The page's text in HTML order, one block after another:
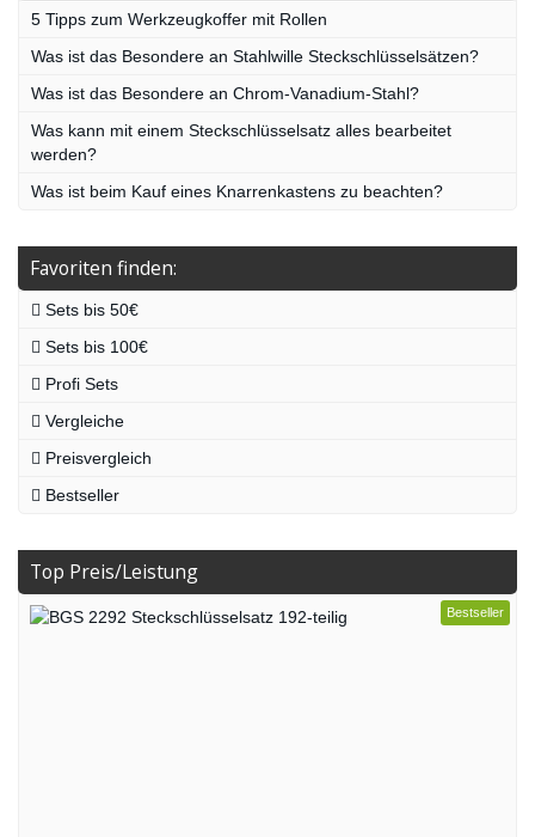
5 Tipps zum Werkzeugkoffer mit Rollen
Was ist das Besondere an Stahlwille Steckschlüsselsätzen?
Was ist das Besondere an Chrom-Vanadium-Stahl?
Was kann mit einem Steckschlüsselsatz alles bearbeitet
werden?
Was ist beim Kauf eines Knarrenkastens zu beachten?
Favoriten finden:
Sets bis 50€
Sets bis 100€
Profi Sets
Vergleiche
Preisvergleich
Bestseller
Top Preis/Leistung
Bestseller